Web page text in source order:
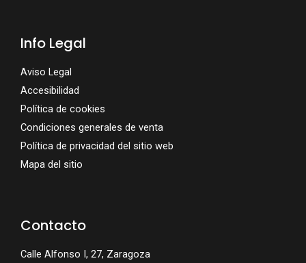
Info Legal
Aviso Legal
Accesibilidad
Política de cookies
Condiciones generales de venta
Política de privacidad del sitio web
Mapa del sitio
Contacto
Calle Alfonso I, 27, Zaragoza